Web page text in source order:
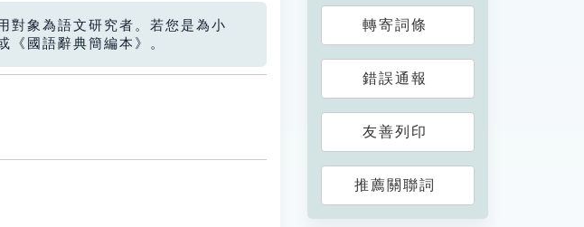
對象為語文研究者。若您是為小
《國語辭典簡編本》。
轉寄詞條
錯誤通報
友善列印
推薦關聯詞